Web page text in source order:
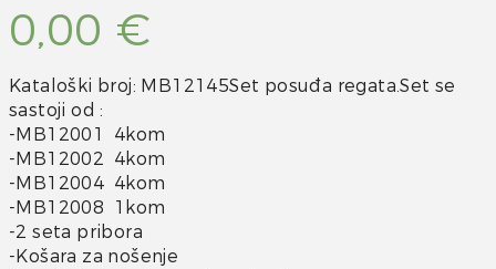
0,00 €
Kataloški broj: MB12145Set posuđa regata.Set se
sastoji od :
-MB12001 4kom
-MB12002 4kom
-MB12004 4kom
-MB12008 1kom
-2 seta pribora
-Košara za nošenje